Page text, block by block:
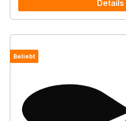
Details
Beliebt